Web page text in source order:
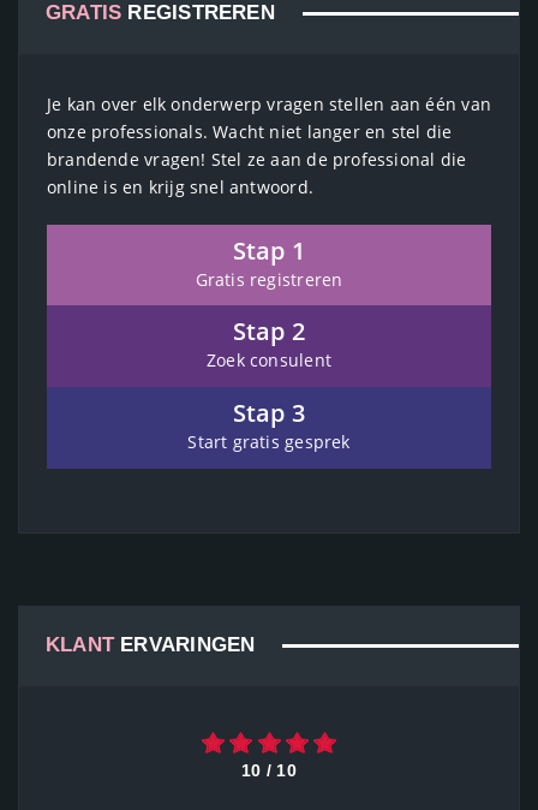
GRATIS REGISTREREN
Je kan over elk onderwerp vragen stellen aan één van
onze professionals. Wacht niet langer en stel die
brandende vragen! Stel ze aan de professional die
online is en krijg snel antwoord.
Stap 1
Gratis registreren
Stap 2
Zoek consulent
Stap 3
Start gratis gesprek
KLANTERVARINGEN
10 / 10